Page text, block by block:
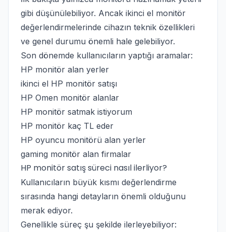
gibi düşünülebiliyor. Ancak ikinci el monitör
değerlendirmelerinde cihazın teknik özellikleri
ve genel durumu önemli hale gelebiliyor.
Son dönemde kullanıcıların yaptığı aramalar:
HP monitör alan yerler
ikinci el HP monitör satışı
HP Omen monitör alanlar
HP monitör satmak istiyorum
HP monitör kaç TL eder
HP oyuncu monitörü alan yerler
gaming monitör alan firmalar
HP monitör satış süreci nasıl ilerliyor?
Kullanıcıların büyük kısmı değerlendirme
sırasında hangi detayların önemli olduğunu
merak ediyor.
Genellikle süreç şu şekilde ilerleyebiliyor: